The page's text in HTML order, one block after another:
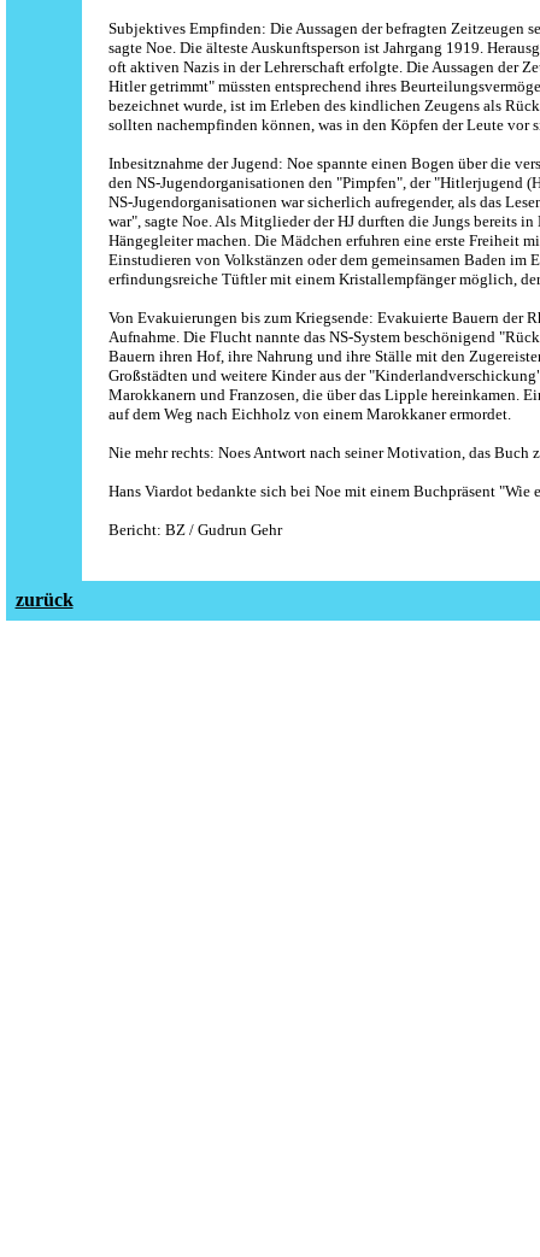
Subjektives Empfinden: Die Aussagen der befragten
sagte Noe. Die älteste Auskunftsperson ist Jahrgang 1919.
oft aktiven Nazis in der Lehrerschaft erfolgte. Die Aussagen der
Hitler getrimmt" müssten entsprechend ihres
bezeichnet wurde, ist im Erleben des kindlichen Zeugens als
sollten nachempfinden können, was in den Köpfen der Leute vor
Inbesitznahme der Jugend: Noe spannte einen Bogen über die
den NS-Jugendorganisationen den "Pimpfen", der "Hitlerjugend
NS-Jugendorganisationen war sicherlich aufregender, als das
war", sagte Noe. Als Mitglieder der HJ durften die Jungs bereits
Hängegleiter machen. Die Mädchen erfuhren eine erste Freiheit
Einstudieren von Volkstänzen oder dem gemeinsamen Baden im
erfindungsreiche Tüftler mit einem Kristallempfänger möglich,
Von Evakuierungen bis zum Kriegsende: Evakuierte Bauern der
Aufnahme. Die Flucht nannte das NS-System beschönigend
Bauern ihren Hof, ihre Nahrung und ihre Ställe mit den
Großstädten und weitere Kinder aus der
Marokkanern und Franzosen, die über das Lipple hereinkamen.
auf dem Weg nach Eichholz von einem Marokkaner ermordet.
Nie mehr rechts: Noes Antwort nach seiner Motivation, das Buch
Hans Viardot bedankte sich bei Noe mit einem Buchpräsent
Bericht: BZ / Gudrun Gehr
zurück